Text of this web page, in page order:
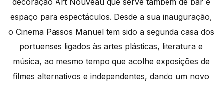
decoração Art Nouveau que serve também de bar e
espaço para espectáculos. Desde a sua inauguração,
o Cinema Passos Manuel tem sido a segunda casa dos
portuenses ligados às artes plásticas, literatura e
música, ao mesmo tempo que acolhe exposições de
filmes alternativos e independentes, dando um novo